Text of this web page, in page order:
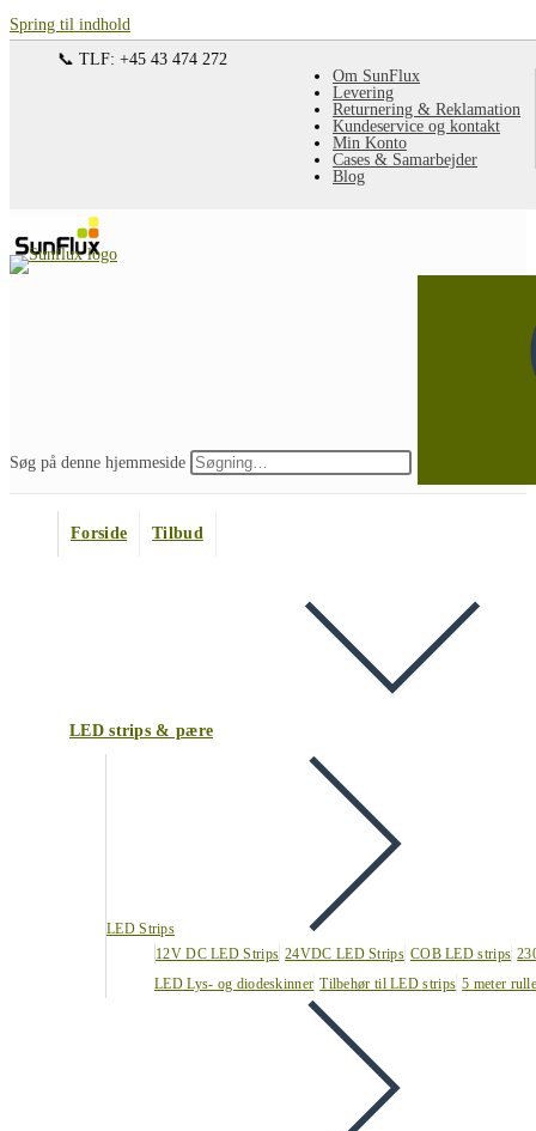
Spring til indhold
Om SunFlux
Levering
Returnering & Reklamation
Kundeservice og kontakt
Min Konto
Cases & Samarbejder
Blog
📞 TLF: +45 43 474 272
Søg på denne hjemmeside
Forside Tilbud
LED strips & pære
LED Strips
12V DC LED Strips 24VDC LED Strips COB LED strips
LED Lys- og diodeskinner Tilbehør til LED strips 5 meter